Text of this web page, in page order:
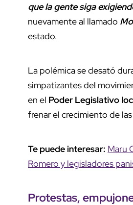
que la gente siga
nuevamente al llamado
estado.
La polémica se desató
simpatizantes del
en el Poder Legislativo
frenar el crecimiento de las
Te puede interesar: Maru
Romero y legisladores
Protestas,